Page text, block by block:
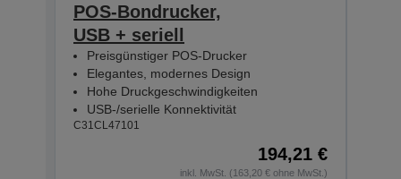
POS-Bondrucker,
USB + seriell
Preisgünstiger POS-Drucker
Elegantes, modernes Design
Hohe Druckgeschwindigkeiten
USB-/serielle Konnektivität
C31CL47101
194,21 €
inkl. MwSt. (163,20 € ohne MwSt.)